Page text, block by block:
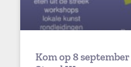
Kom op 8